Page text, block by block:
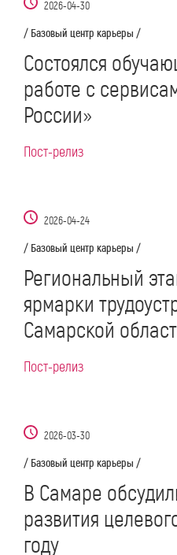
2026-04-30
/ Базовый центр карьеры /
Состоялся
работе с
России»
Пост-релиз
2026-04-24
/ Базовый центр карьеры /
Региональный
ярмарки
Самарской
Пост-релиз
2026-03-30
/ Базовый центр карьеры /
В Самаре
развития
году